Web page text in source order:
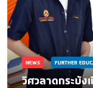
NEWS FURTHER
วิศวลาดกระบัง